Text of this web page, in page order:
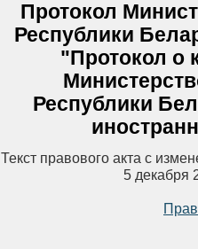
Протокол
Республики
"Протокол о
Республики
Текст правового акта с
5 декабря